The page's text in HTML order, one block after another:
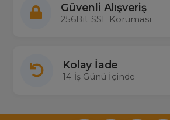
Güvenli Alışveriş
256Bit SSL Koruması
Kolay İade
14 İş Günü İçinde